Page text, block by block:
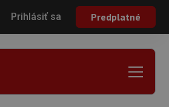
Prihlásiť sa Predplatné